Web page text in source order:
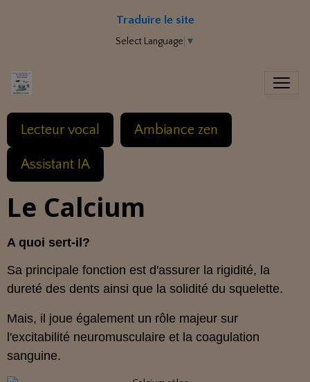
Traduire le site
Select Language ▼
Lecteur vocal Ambiance zen
Assistant IA
Le Calcium
A quoi sert-il?
Sa principale fonction est d'assurer la rigidité, la
dureté des dents ainsi que la solidité du squelette.
Mais, il joue également un rôle majeur sur
l'excitabilité neuromusculaire et la coagulation
sanguine.